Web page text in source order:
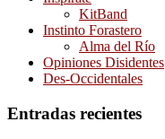
KitBand
Instinto Forastero
Alma del Río
Opiniones Disidentes
Des-Occidentales
Entradas recientes